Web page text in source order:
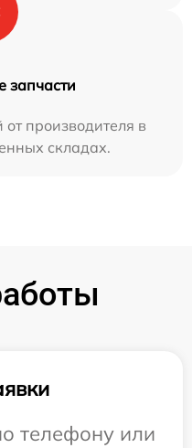
запчасти
производителя в
складах.
телефону или